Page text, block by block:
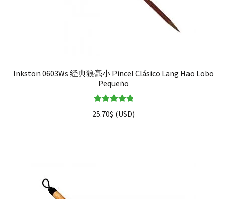
Inkston 0603Ws 经典狼毫小 Pincel Clásico Lang Hao Lobo
Pequeño
5.00
de 5
25.70$ (USD)